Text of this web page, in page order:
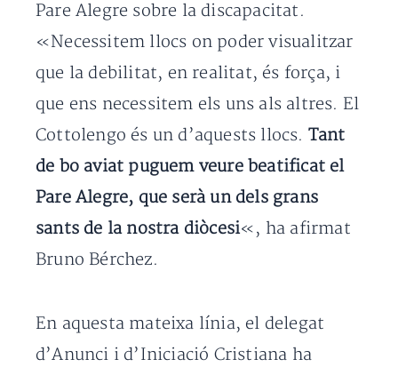
Pare Alegre sobre la discapacitat.
«Necessitem llocs on poder visualitzar
que la debilitat, en realitat, és força, i
que ens necessitem els uns als altres. El
Cottolengo és un d’aquests llocs. Tant
de bo aviat puguem veure beatificat el
Pare Alegre, que serà un dels grans
sants de la nostra diòcesi«, ha afirmat
Bruno Bérchez.
En aquesta mateixa línia, el delegat
d’Anunci i d’Iniciació Cristiana ha